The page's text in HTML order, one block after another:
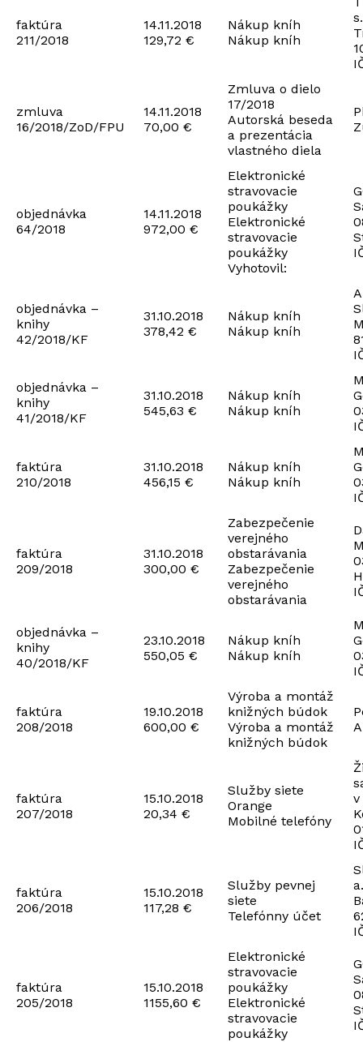
faktúra
211/2018
14.11.2018
129,72 €
Nákup kníh
Nákup kníh
zmluva
16/2018/ZoD/FPU
14.11.2018
70,00 €
Zmluva o dielo
17/2018
Autorská beseda
a prezentácia
vlastného diela
objednávka
64/2018
14.11.2018
972,00 €
Elektronické
stravovacie
poukážky
Elektronické
stravovacie
poukážky
Vyhotovil:
objednávka –
knihy
42/2018/KF
31.10.2018
378,42 €
Nákup kníh
Nákup kníh
objednávka –
knihy
41/2018/KF
31.10.2018
545,63 €
Nákup kníh
Nákup kníh
faktúra
210/2018
31.10.2018
456,15 €
Nákup kníh
Nákup kníh
faktúra
209/2018
31.10.2018
300,00 €
Zabezpečenie
verejného
obstarávania
Zabezpečenie
verejného
obstarávania
objednávka –
knihy
40/2018/KF
23.10.2018
550,05 €
Nákup kníh
Nákup kníh
faktúra
208/2018
19.10.2018
600,00 €
Výroba a montáž
knižných búdok
Výroba a montáž
knižných búdok
faktúra
207/2018
15.10.2018
20,34 €
Služby siete
Orange
Mobilné telefóny
v
faktúra
206/2018
15.10.2018
117,28 €
Služby pevnej
siete
Telefónny účet
faktúra
205/2018
15.10.2018
1155,60 €
Elektronické
stravovacie
poukážky
Elektronické
stravovacie
poukážky